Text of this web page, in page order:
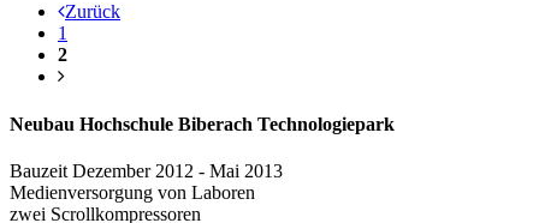
Zurück
1
2
Neubau Hochschule Biberach Technologiepark
Bauzeit Dezember 2012 - Mai 2013
Medienversorgung von Laboren
zwei Scrollkompressoren